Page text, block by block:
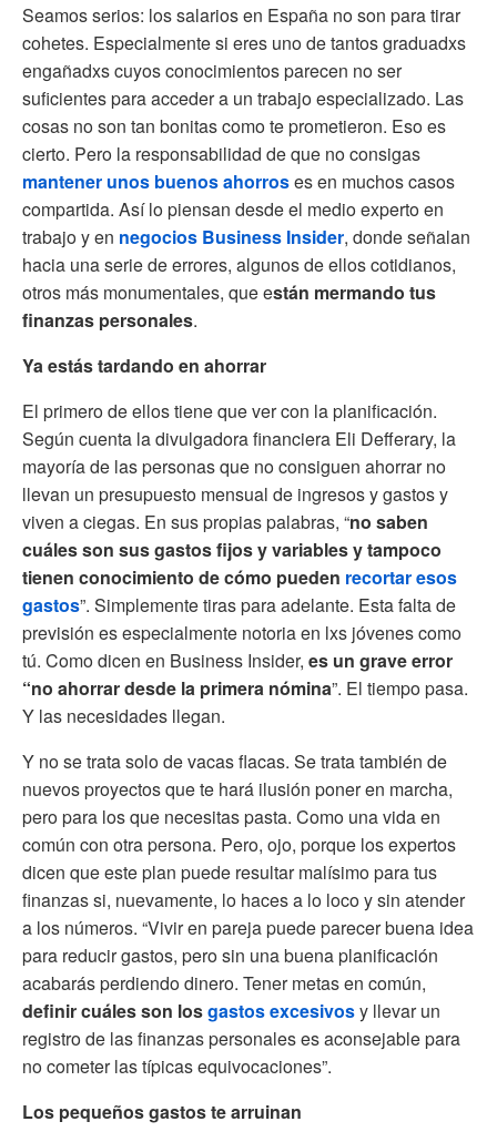
Seamos serios: los salarios en España no son para tirar
cohetes. Especialmente si eres uno de tantos graduadxs
engañadxs cuyos conocimientos parecen no ser
suficientes para acceder a un trabajo especializado. Las
cosas no son tan bonitas como te prometieron. Eso es
cierto. Pero la responsabilidad de que no consigas
mantener unos buenos ahorroses en muchos casos
compartida. Así lo piensan desde el medio experto en
trabajo y en negocios Business Insider, donde señalan
hacia una serie de errores, algunos de ellos cotidianos,
otros más monumentales, que están mermando tus
finanzas personales.
Ya estás tardando en ahorrar
El primero de ellos tiene que ver con la planificación.
Según cuenta la divulgadora financiera Eli Defferary, la
mayoría de las personas que no consiguen ahorrar no
llevan un presupuesto mensual de ingresos y gastos y
viven a ciegas. En sus propias palabras, “no saben
cuáles son sus gastos fijos y variables y tampoco
tienen conocimiento de cómo pueden recortar esos
gastos”. Simplemente tiras para adelante. Esta falta de
previsión es especialmente notoria en lxs jóvenes como
tú. Como dicen en Business Insider, es un grave error
“no ahorrar desde la primera nómina”. El tiempo pasa.
Y las necesidades llegan.
Y no se trata solo de vacas flacas. Se trata también de
nuevos proyectos que te hará ilusión poner en marcha,
pero para los que necesitas pasta. Como una vida en
común con otra persona. Pero, ojo, porque los expertos
dicen que este plan puede resultar malísimo para tus
finanzas si, nuevamente, lo haces a lo loco y sin atender
a los números. “Vivir en pareja puede parecer buena idea
para reducir gastos, pero sin una buena planificación
acabarás perdiendo dinero. Tener metas en común,
definir cuáles son losgastos excesivosy llevar un
registro de las finanzas personales es aconsejable para
no cometer las típicas equivocaciones”.
Los pequeños gastos te arruinan